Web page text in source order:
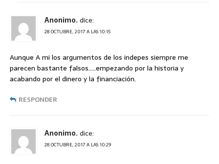
Anonimo.dice:
28 OCTUBRE, 2017 A LAS 10:15
Aunque A mi los argumentos de los indepes siempre me
parecen bastante falsos…..empezando por la historia y
acabando por el dinero y la financiación.
RESPONDER
Anonimo.dice:
28 OCTUBRE, 2017 A LAS 10:29